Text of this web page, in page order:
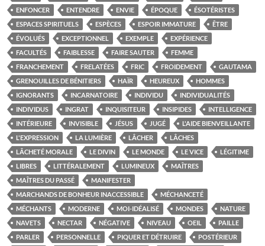
ENFONCER
ENTENDRE ENVIE ÉPOQUE
ÉSOTÉRISTES
ESPACES SPIRITUELS
ESPÈCES ESPOIR IMMATURE
ÊTRE
ÉVOLUÉS
EXCEPTIONNEL EXEMPLE
EXPÉRIENCE
FACULTÉS
FAIBLESSE FAIRE SAUTER
FEMME
FRANCHEMENT
FRELATÉES FRIC FROIDEMENT
GAUTAMA
GRENOUILLES DE BÉNITIERS
HAÏR HEUREUX
HOMMES
IGNORANTS
INCARNATOIRE INDIVIDU
INDIVIDUALITÉS
INDIVIDUS
INGRAT INQUISITEUR INSIPIDES
INTELLIGENCE
INTÉRIEURE
INVISIBLE JÉSUS JUGÉ
L'AIDE BIENVEILLANTE
L'EXPRESSION
LA LUMIÈRE LÂCHER
LÂCHES
LÂCHETÉ MORALE
LE DIVIN LE MONDE LE VICE
LÉGITIME
LIBRES
LITTÉRALEMENT LUMINEUX
MAÎTRES
MAÎTRES DU PASSÉ
MANIFESTER
MARCHANDS DE BONHEUR INACCESSIBLE
MÉCHANCETÉ
MÉCHANTS
MODERNE MOI-IDÉALISÉ MONDES
NATURE
NAVETS
NECTAR NÉGATIVE NIVEAU OEIL
PAILLE
PARLER
PERSONNELLE PIQUER ET DÉTRUIRE
POSTÉRIEUR